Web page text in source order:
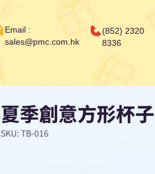
Email :
sales@pmc.com.hk
(852) 2320
8336
夏季創意方形杯子
SKU: TB-016